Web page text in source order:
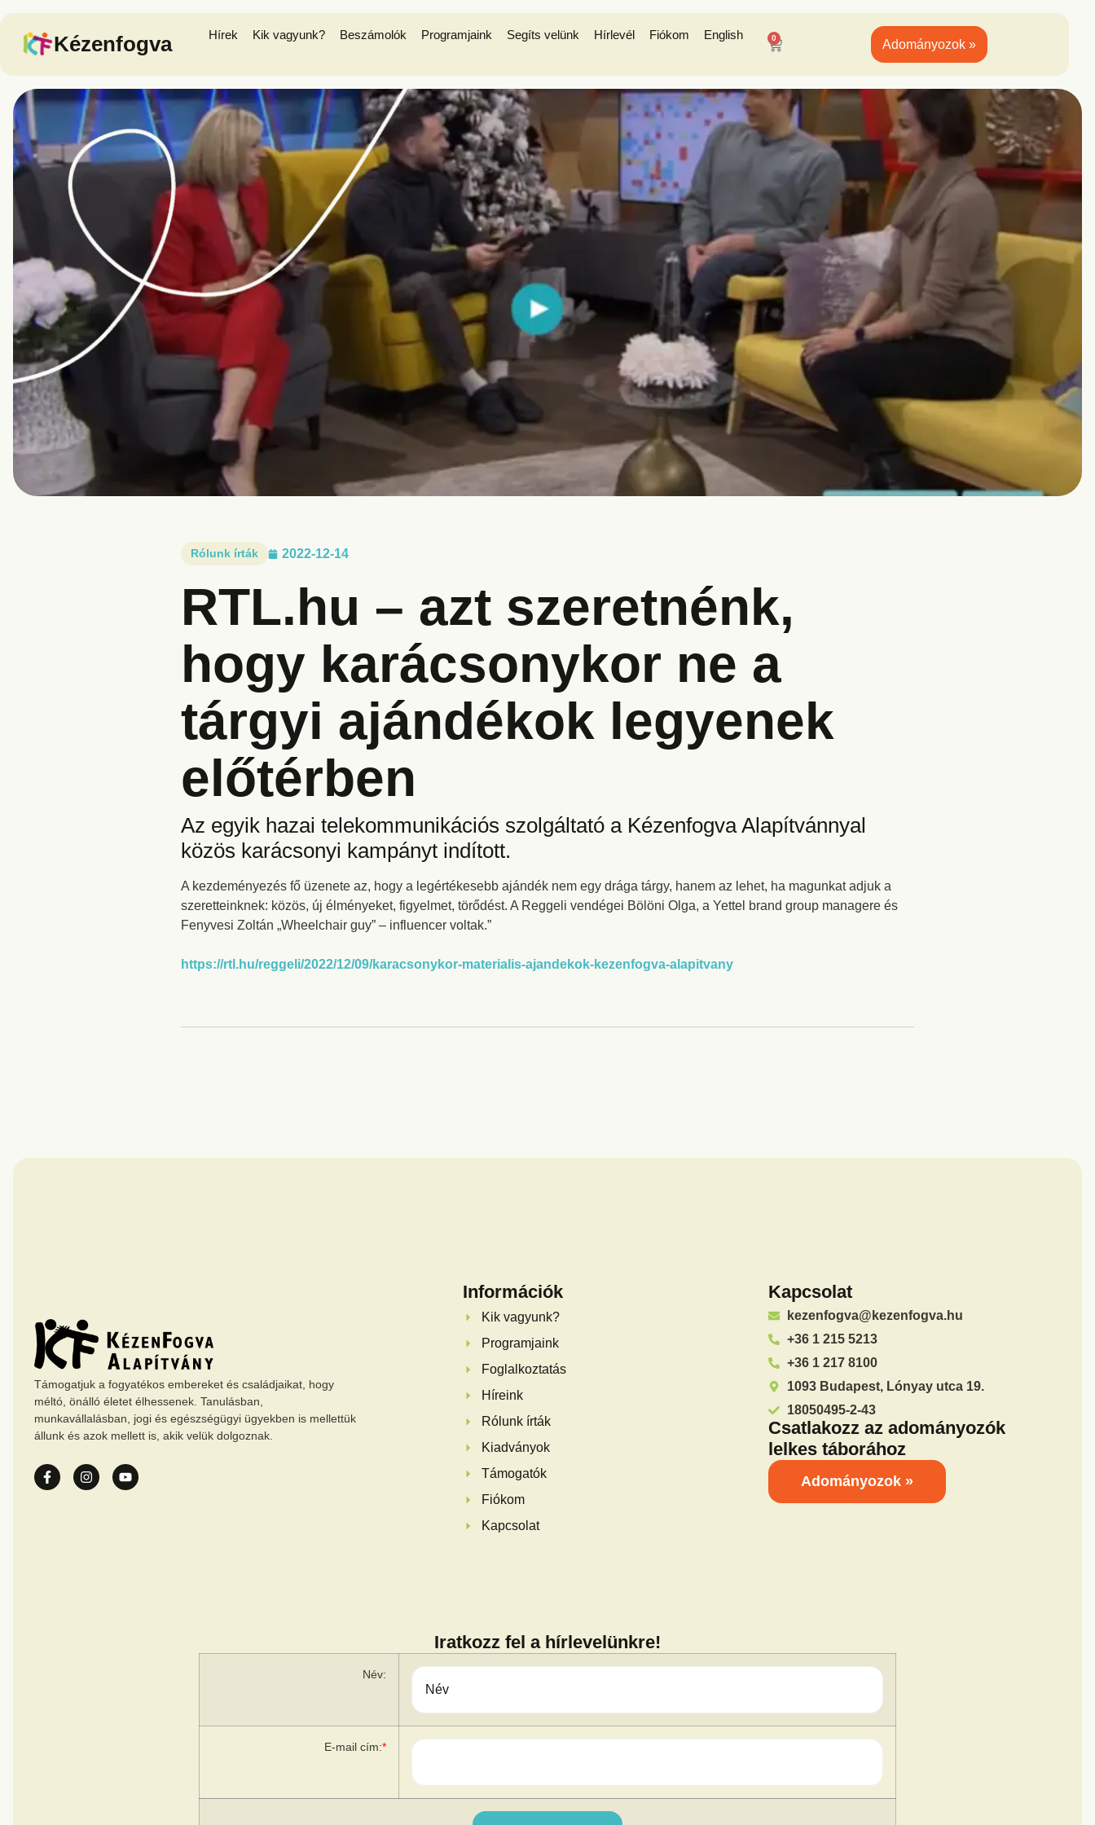
Kézenfogva Hírek Kik vagyunk? Beszámolók Programjaink Segíts velünk Hírlevél Fiókom English 0 Adományozok »
Rólunk írták 2022-12-14
RTL.hu – azt szeretnénk,
hogy karácsonykor ne a
tárgyi ajándékok legyenek
előtérben
Az egyik hazai telekommunikációs szolgáltató a Kézenfogva Alapítvánnyal
közös karácsonyi kampányt indított.
A kezdeményezés fő üzenete az, hogy a legértékesebb ajándék nem egy drága tárgy, hanem az lehet, ha magunkat adjuk a
szeretteinknek: közös, új élményeket, figyelmet, törődést. A Reggeli vendégei Bölöni Olga, a Yettel brand group managere és
Fenyvesi Zoltán „Wheelchair guy” – influencer voltak.”
https://rtl.hu/reggeli/2022/12/09/karacsonykor-materialis-ajandekok-kezenfogva-alapitvany
Támogatjuk a fogyatékos embereket és családjaikat, hogy
méltó, önálló életet élhessenek. Tanulásban,
munkavállalásban, jogi és egészségügyi ügyekben is mellettük
állunk és azok mellett is, akik velük dolgoznak.
Információk
Kik vagyunk?
Programjaink
Foglalkoztatás
Híreink
Rólunk írták
Kiadványok
Támogatók
Fiókom
Kapcsolat
Kapcsolat
kezenfogva@kezenfogva.hu
+36 1 215 5213
+36 1 217 8100
1093 Budapest, Lónyay utca 19.
18050495-2-43
Csatlakozz az adományozók
lelkes táborához
Adományozok »
Iratkozz fel a hírlevelünkre!
Név:
E-mail cím:*